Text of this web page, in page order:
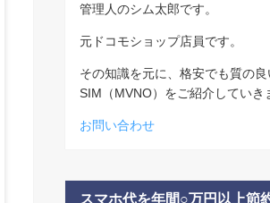
管理人のシム太郎です。
元ドコモショップ店員です。
その知識を元に、格安でも質の
SIM（MVNO）をご紹介していき
お問い合わせ
スマホ代を年間○万円以上節